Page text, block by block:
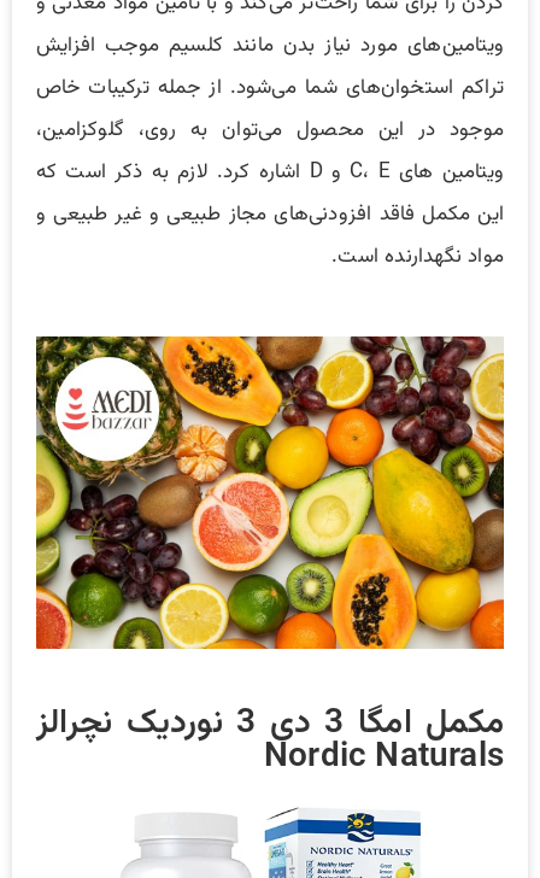
ویتامین‌های مورد نیاز بدن مانند کلسیم موجب افزایش
تراکم استخوان‌های شما می‌شود. از جمله ترکیبات خاص
موجود در این محصول می‌توان به روی، گلوکزامین،
ویتامین های C، E و D اشاره کرد. لازم به ذکر است که
این مکمل فاقد افزودنی‌های مجاز طبیعی و غیر طبیعی و
مواد نگهدارنده است.
مکمل امگا 3 دی 3 نوردیک نچرالز
Nordic Naturals